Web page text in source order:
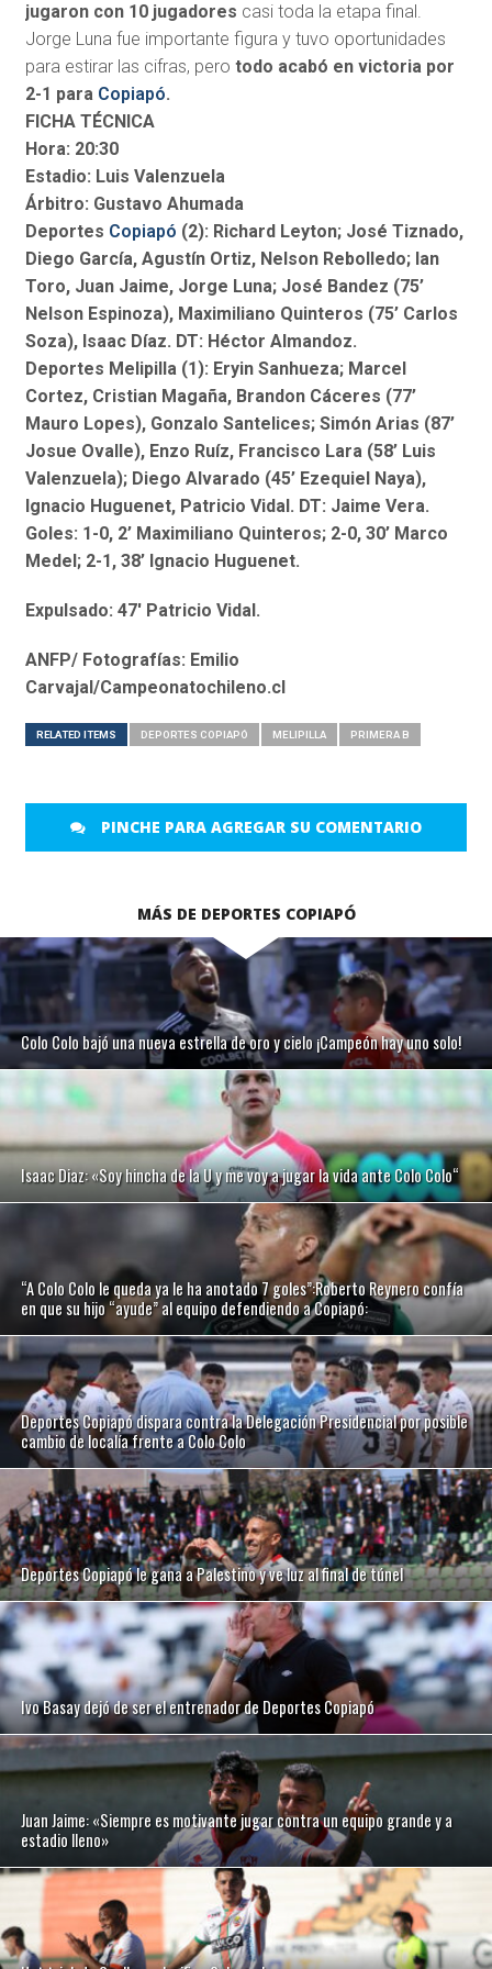
jugaron con 10 jugadores casi toda la etapa final.
Jorge Luna fue importante figura y tuvo oportunidades
para estirar las cifras, pero todo acabó en victoria por
2-1 para Copiapó.
FICHA TÉCNICA
Hora: 20:30
Estadio: Luis Valenzuela
Árbitro: Gustavo Ahumada
Deportes Copiapó (2): Richard Leyton; José Tiznado,
Diego García, Agustín Ortiz, Nelson Rebolledo; Ian
Toro, Juan Jaime, Jorge Luna; José Bandez (75’
Nelson Espinoza), Maximiliano Quinteros (75’ Carlos
Soza), Isaac Díaz. DT: Héctor Almandoz.
Deportes Melipilla (1): Eryin Sanhueza; Marcel
Cortez, Cristian Magaña, Brandon Cáceres (77’
Mauro Lopes), Gonzalo Santelices; Simón Arias (87’
Josue Ovalle), Enzo Ruíz, Francisco Lara (58’ Luis
Valenzuela); Diego Alvarado (45’ Ezequiel Naya),
Ignacio Huguenet, Patricio Vidal. DT: Jaime Vera.
Goles: 1-0, 2’ Maximiliano Quinteros; 2-0, 30’ Marco
Medel; 2-1, 38’ Ignacio Huguenet.
Expulsado: 47′ Patricio Vidal.
ANFP/ Fotografías: Emilio
Carvajal/Campeonatochileno.cl
RELATED ITEMS DEPORTES COPIAPÓ MELIPILLA PRIMERA B
PINCHE PARA AGREGAR SU COMENTARIO
MÁS DE DEPORTES COPIAPÓ
Colo Colo bajó una nueva estrella de oro y cielo ¡Campeón hay uno solo!
Isaac Diaz: «Soy hincha de la U y me voy a jugar la vida ante Colo Colo“
“A Colo Colo le queda ya le ha anotado 7 goles”:Roberto Reynero confía
en que su hijo “ayude” al equipo defendiendo a Copiapó:
Deportes Copiapó dispara contra la Delegación Presidencial por posible
cambio de localía frente a Colo Colo
Deportes Copiapó le gana a Palestino y ve luz al final de túnel
Ivo Basay dejó de ser el entrenador de Deportes Copiapó
Juan Jaime: «Siempre es motivante jugar contra un equipo grande y a
estadio lleno»